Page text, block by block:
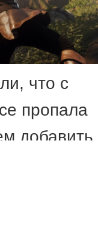
что с
пропала
добавить